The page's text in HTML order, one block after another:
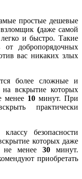
простые дешевые
(даже самой
и быстро. Такие
добропорядочных
вас никаких злых
более сложные и
на вскрытие которых
менее 10 минут. При
практически
классу безопасности
которых даже
не менее 30 минут.
приобретать